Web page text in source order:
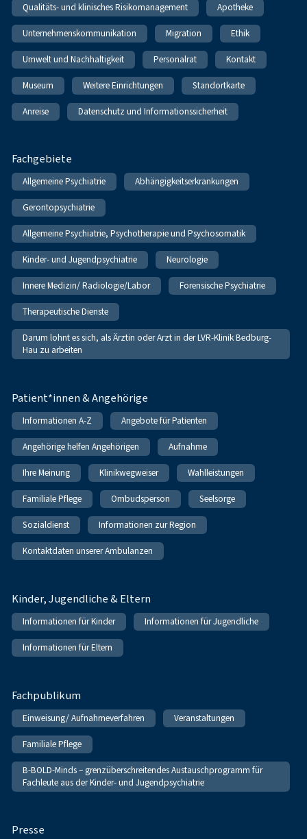
Qualitäts- und klinisches Risikomanagement Apotheke
Unternehmenskommunikation Migration Ethik
Umwelt und Nachhaltigkeit Personalrat Kontakt
Museum Weitere Einrichtungen Standortkarte
Anreise Datenschutz und Informationssicherheit
Fachgebiete
Allgemeine Psychiatrie Abhängigkeitserkrankungen
Gerontopsychiatrie
Allgemeine Psychiatrie, Psychotherapie und Psychosomatik
Kinder- und Jugendpsychiatrie Neurologie
Innere Medizin/ Radiologie/Labor Forensische Psychiatrie
Therapeutische Dienste
Darum lohnt es sich, als Ärztin oder Arzt in der LVR-Klinik Bedburg-
Hau zu arbeiten
Patient*innen & Angehörige
Informationen A-Z Angebote für Patienten
Angehörige helfen Angehörigen Aufnahme
Ihre Meinung Klinikwegweiser Wahlleistungen
Familiale Pflege Ombudsperson Seelsorge
Sozialdienst Informationen zur Region
Kontaktdaten unserer Ambulanzen
Kinder, Jugendliche & Eltern
Informationen für Kinder Informationen für Jugendliche
Informationen für Eltern
Fachpublikum
Einweisung/ Aufnahmeverfahren Veranstaltungen
Familiale Pflege
B-BOLD-Minds – grenzüberschreitendes Austauschprogramm für
Fachleute aus der Kinder- und Jugendpsychiatrie
Presse